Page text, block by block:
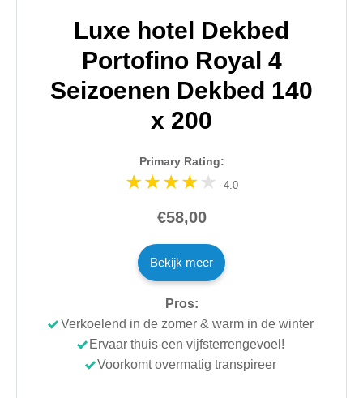
Luxe hotel Dekbed
Portofino Royal 4
Seizoenen Dekbed 140
x 200
Primary Rating:
4.0
€58,00
Bekijk meer
Pros:
Verkoelend in de zomer & warm in de winter
Ervaar thuis een vijfsterrengevoel!
Voorkomt overmatig transpireer